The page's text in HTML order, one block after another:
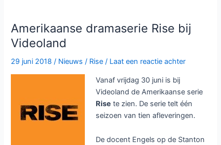
Amerikaanse dramaserie Rise bij
Videoland
29 juni 2018/ Nieuws / Rise / Laat een reactie achter
Vanaf vrijdag 30 juni is bij
Videoland de Amerikaanse serie
Rise te zien. De serie telt één
seizoen van tien afleveringen.
De docent Engels op de Stanton